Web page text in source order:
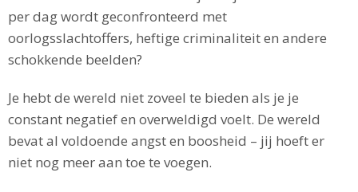
per dag wordt geconfronteerd met
oorlogsslachtoffers, heftige criminaliteit en andere
schokkende beelden?
Je hebt de wereld niet zoveel te bieden als je je
constant negatief en overweldigd voelt. De wereld
bevat al voldoende angst en boosheid – jij hoeft er
niet nog meer aan toe te voegen.